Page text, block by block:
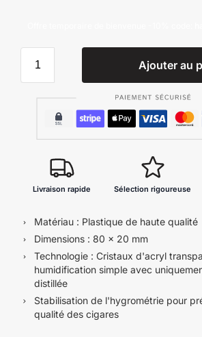
Ajouter au
Livraison rapide Sélection rigoureuse
Matériau : Plastique de haute qualité
Dimensions : 80 x 20 mm
Technologie : Cristaux d'acryl
humidification simple avec
distillée
Stabilisation de l'hygrométrie pour
qualité des cigares